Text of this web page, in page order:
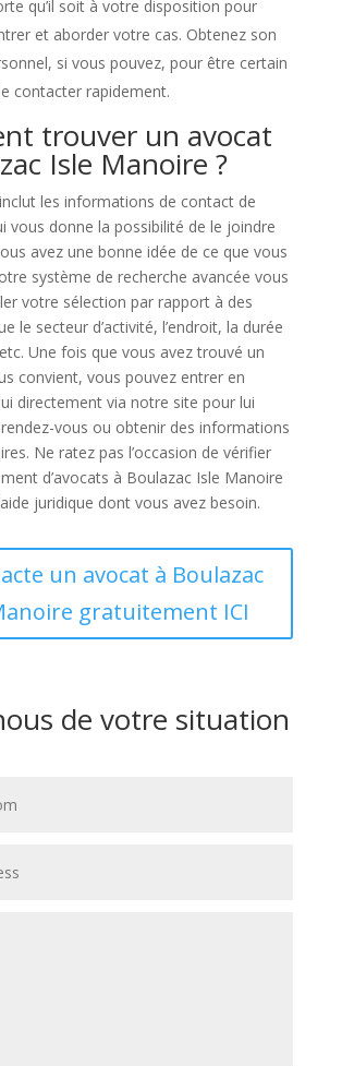
qu’il soit à votre disposition pour
et aborder votre cas. Obtenez son
si vous pouvez, pour être certain
contacter rapidement.
trouver un avocat
Isle Manoire ?
les informations de contact de
vous donne la possibilité de le joindre
avez une bonne idée de ce que vous
système de recherche avancée vous
votre sélection par rapport à des
le secteur d’activité, l’endroit, la durée
Une fois que vous avez trouvé un
convient, vous pouvez entrer en
directement via notre site pour lui
vous ou obtenir des informations
Ne ratez pas l’occasion de vérifier
d’avocats à Boulazac Isle Manoire
juridique dont vous avez besoin.
un avocat à Boulazac
gratuitement ICI
de votre situation